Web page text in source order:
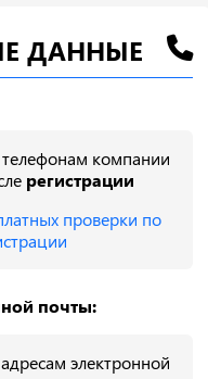
ДАННЫЕ
компании
регистрации
проверки по
почты:
электронной